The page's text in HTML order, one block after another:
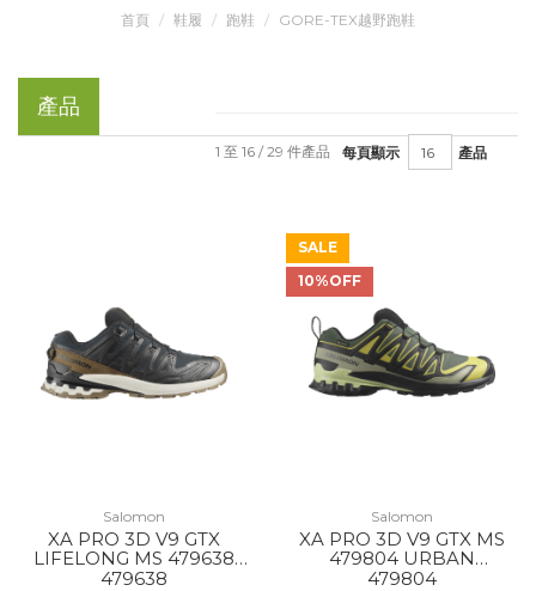
首頁 鞋履 跑鞋 GORE-TEX越野跑鞋
產品
每頁顯示 產品
1 至 16 / 29 件產品
Salomon
XA PRO 3D V9 GTX
LIFELONG MS 479638
BK/COYOTE
479638
SALE
10%OFF
Salomon
XA PRO 3D V9 GTX MS
479804 URBAN
CHIC/BLACK/CRESS
479804